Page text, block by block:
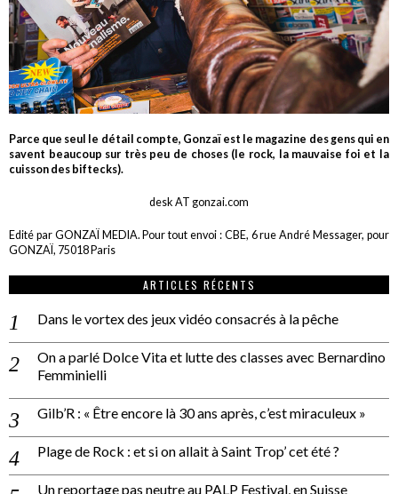
Parce que seul le détail compte, Gonzaï est le magazine des gens qui en
savent beaucoup sur très peu de choses (le rock, la mauvaise foi et la
cuisson des biftecks).
desk AT gonzai.com
Edité par GONZAÏ MEDIA. Pour tout envoi : CBE, 6 rue André Messager, pour
GONZAÏ, 75018 Paris
ARTICLES RÉCENTS
Dans le vortex des jeux vidéo consacrés à la pêche
On a parlé Dolce Vita et lutte des classes avec Bernardino
Femminielli
Gilb’R : « Être encore là 30 ans après, c’est miraculeux »
Plage de Rock : et si on allait à Saint Trop’ cet été ?
Un reportage pas neutre au PALP Festival, en Suisse